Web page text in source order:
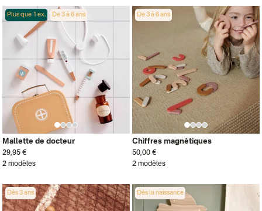
Plus que 1 ex. De 3 à 6 ans
Mallette de docteur
29,95 €
2 modèles
De 3 à 6 ans
Chiffres magnétiques
50,00 €
2 modèles
Dès 3 ans Dès la naissance